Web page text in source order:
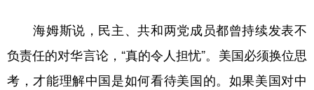
海姆斯说，民主、共和两党成员都曾持续发表不
负责任的对华言论，“真的令人担忧”。美国必须换位思
考，才能理解中国是如何看待美国的。如果美国对中